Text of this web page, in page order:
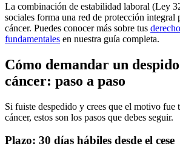
La combinación de estabilidad laboral (Ley
sociales forma una red de protección integral
cáncer. Puedes conocer más sobre tus
fundamentales en nuestra guía completa.
Cómo demandar un
cáncer: paso a paso
Si fuiste despedido y crees que el motivo fue
cáncer, estos son los pasos que debes seguir.
Plazo: 30 días hábiles desde el cese